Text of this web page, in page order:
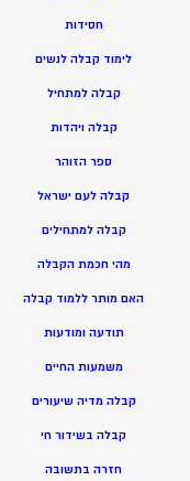
חסידות
לימוד קבלה לנשים
קבלה למתחיל
קבלה ויהדות
ספר הזוהר
קבלה לעם ישראל
קבלה למתחילים
מהי חכמת הקבלה
האם מותר ללמוד קבלה
תודעה ומודעות
משמעות החיים
קבלה מדיה שיעורים
קבלה בשידור חי
חזרה בתשובה